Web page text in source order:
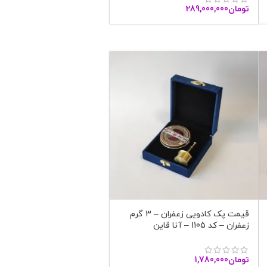
تومان289,000,000
قیمت پک کادویی زعفران – 3 گرم
زعفران – کد 1105 – آنا قاین
تومان1,780,000